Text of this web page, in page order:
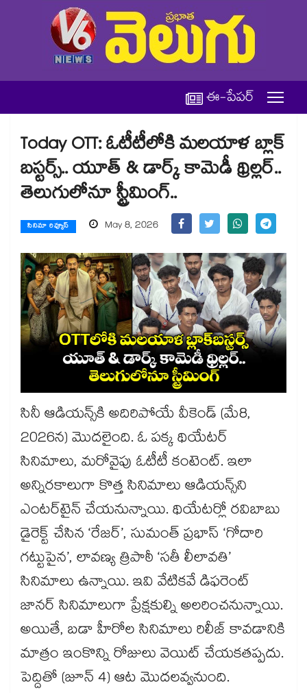
ఈ-పేపర్
Today OTT: ఓటీటీలోకి మలయాళ బ్లాక్‌
బస్టర్స్.. యూత్ & డార్క్ కామెడీ థ్రిల్లర్‌..
తెలుగులోనూ స్ట్రీమింగ్..
సినిమా రివ్యూస్ May 8, 2026
సినీ ఆడియన్స్⁬కి అదిరిపోయే వీకెండ్ (మే8,
2026న) మొదలైంది. ఓ పక్క థియేటర్
సినిమాలు, మరోవైపు ఓటీటీ కంటెంట్. ఇలా
అన్నిరకాలుగా కొత్త సినిమాలు ఆడియన్స్⁭ని
ఎంటర్⁬టైన్ చేయనున్నాయి. థియేటర్లో రవిబాబు
డైరెక్ట్ చేసిన ‘రేజర్’, సుమంత్ ప్రభాస్ ‘గోదారి
గట్టుపైన’, లావణ్య త్రిపాఠీ ‘సతీ లీలావతి’
సినిమాలు ఉన్నాయి. ఇవి వేటికవే డిఫరెంట్
జానర్ సినిమాలుగా ప్రేక్షకుల్ని అలరించనున్నాయి.
అయితే, బడా హీరోల సినిమాలు రిలీజ్ కావడానికి
మాత్రం ఇంకొన్ని రోజులు వెయిట్ చేయకతప్పదు.
పెద్దితో (జూన్ 4) ఆట మొదలవ్వనుంది.